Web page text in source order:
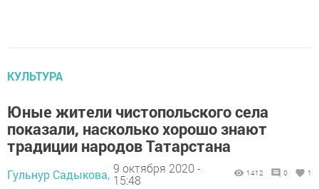
КУЛЬТУРА
Юные жители чистопольского села
показали, насколько хорошо знают
традиции народов Татарстана
Гульнур Садыкова, 9 октября 2020 -
15:48
1412 0 1